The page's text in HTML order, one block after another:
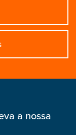
a nossa